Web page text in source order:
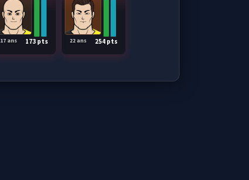
173 pts
17 ans 254 pts
22 ans